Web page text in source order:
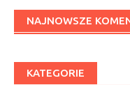
NAJNOWSZE
KATEGORIE